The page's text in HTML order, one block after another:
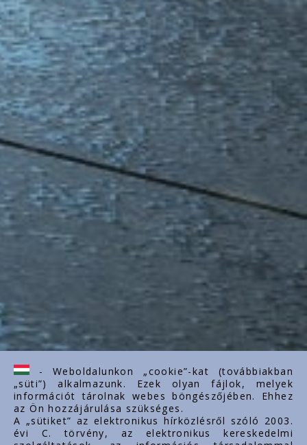
- Weboldalunkon „cookie”-kat (továbbiakban
„süti”) alkalmazunk. Ezek olyan fájlok, melyek
információt tárolnak webes böngészőjében. Ehhez
az Ön hozzájárulása szükséges.
A „sütiket” az elektronikus hírközlésről szóló 2003.
évi C. törvény, az elektronikus kereskedelmi